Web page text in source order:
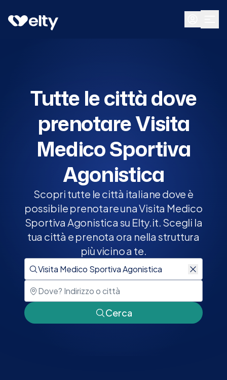
Prenota visita
Tutte le città dove
prenotare Visita
Medico Sportiva
Agonistica
Scopri tutte le città italiane dove è
possibile prenotare una Visita Medico
Sportiva Agonistica su Elty.it. Scegli la
tua città e prenota ora nella struttura
più vicino a te.
Cerca